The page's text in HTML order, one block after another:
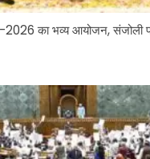
का भव्य आयोजन, संजोली